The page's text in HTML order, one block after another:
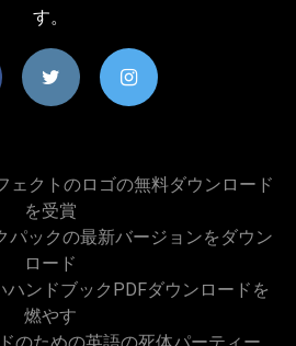
す。
ェクトのロゴの無料ダウンロード
を受賞
パックの最新バージョンをダウン
ロード
ンドブックPDFダウンロードを
燃やす